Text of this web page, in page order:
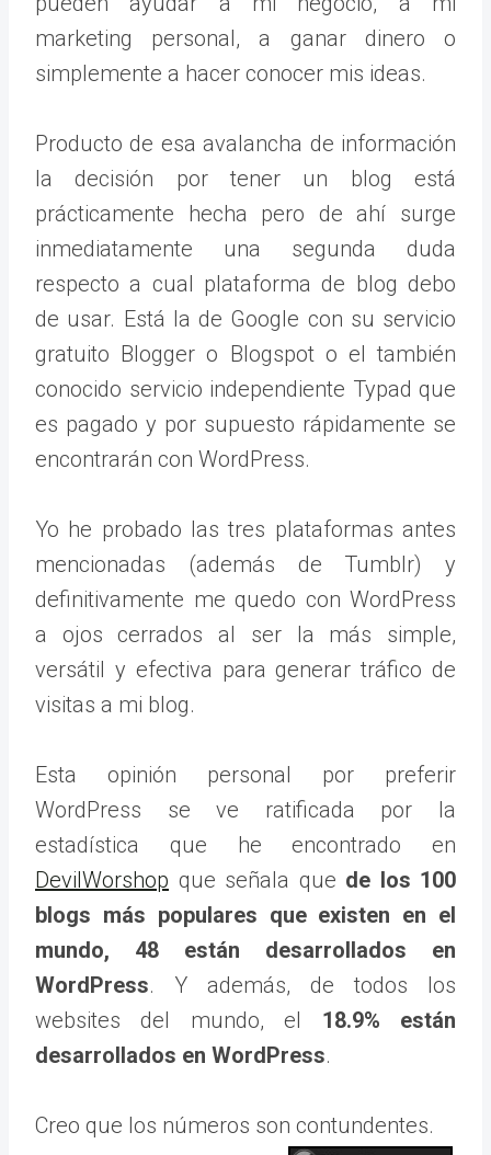
marketing personal, a ganar dinero o
simplemente a hacer conocer mis ideas.
Producto de esa avalancha de información
la decisión por tener un blog está
prácticamente hecha pero de ahí surge
inmediatamente una segunda duda
respecto a cual plataforma de blog debo
de usar. Está la de Google con su servicio
gratuito Blogger o Blogspot o el también
conocido servicio independiente Typad que
es pagado y por supuesto rápidamente se
encontrarán con WordPress.
Yo he probado las tres plataformas antes
mencionadas (además de Tumblr) y
definitivamente me quedo con WordPress
a ojos cerrados al ser la más simple,
versátil y efectiva para generar tráfico de
visitas a mi blog.
Esta opinión personal por preferir
WordPress se ve ratificada por la
estadística que he encontrado en
DevilWorshop que señala que de los 100
blogs más populares que existen en el
mundo, 48 están desarrollados en
WordPress. Y además, de todos los
websites del mundo, el 18.9% están
desarrollados en WordPress.
Creo que los números son contundentes.